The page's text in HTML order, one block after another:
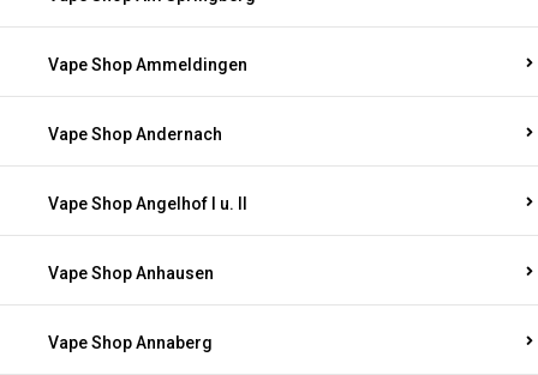
Vape Shop Ammeldingen
Vape Shop Andernach
Vape Shop Angelhof I u. II
Vape Shop Anhausen
Vape Shop Annaberg